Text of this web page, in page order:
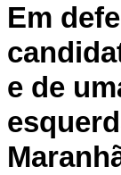
Em
e de